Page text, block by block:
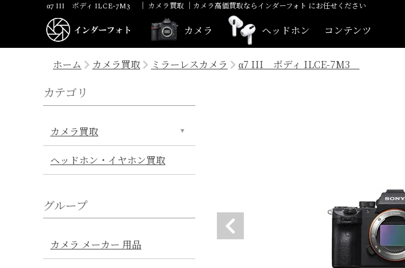
α7 III ボディ ILCE-7M3 ｜ カメラ買取 ｜カメラ高価買取ならインダーフォト にお任せください
ホーム カメラ買取 ミラーレスカメラ α7 III ボディ ILCE-7M3
カテゴリ
カメラ買取
ヘッドホン・イヤホン買取
グループ
カメラ メーカー 用品
カメラ ヘッドホン コンテンツ
一眼レフ ミラーレスカメラ コンパクトカメラ
ヘッドホン